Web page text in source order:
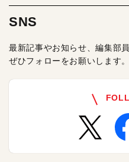
SNS
最新記事やお知らせ、編集部
ぜひフォローをお願いします。